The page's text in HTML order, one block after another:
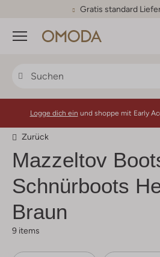
30 Tage
Menü
Logge dich ein und shoppe mit Early
Zurück
Mazzeltov
Schnürboots
Braun
9 items